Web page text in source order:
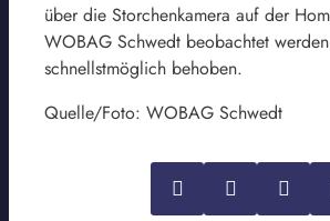
über die Storchenkamera auf der
WOBAG Schwedt beobachtet
schnellstmöglich behoben.
Quelle/Foto: WOBAG Schwedt